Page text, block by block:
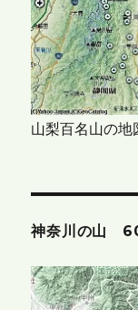
山梨百名山の地
神奈川の山 60